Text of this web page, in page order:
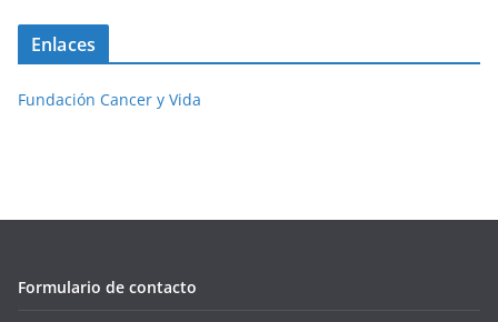
Enlaces
Fundación Cancer y Vida
Formulario de contacto